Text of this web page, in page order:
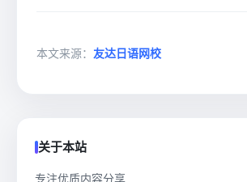
本文来源： 友达日语网校
关于本站
专注优质内容分享